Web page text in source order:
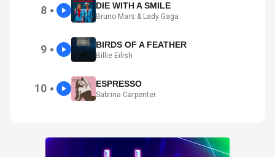
8 ● DIE WITH A SMILE
Bruno Mars & Lady Gaga
9 ● BIRDS OF A FEATHER
Billie Eilish
10 ● ESPRESSO
Sabrina Carpenter